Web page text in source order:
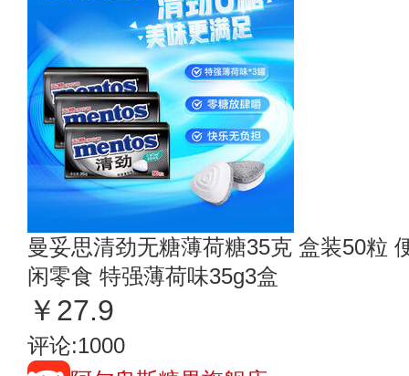
曼妥思清劲无糖薄荷糖35克 盒装50粒
闲零食 特强薄荷味35g3盒
￥27.9
评论:1000